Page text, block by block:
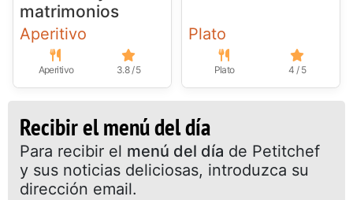
matrimonios
Aperitivo
Aperitivo 3.8 / 5
Plato
Plato 4 / 5
Recibir el menú del día
Para recibir el menú del día de Petitchef
y sus noticias deliciosas, introduzca su
dirección email.